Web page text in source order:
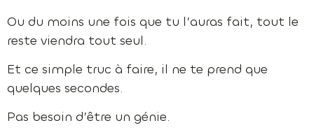
Ou du moins une fois que tu l’auras fait, tout le
reste viendra tout seul.
Et ce simple truc à faire, il ne te prend que
quelques secondes.
Pas besoin d’être un génie.